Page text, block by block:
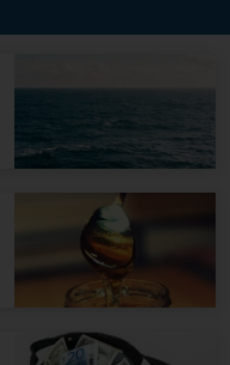
סימני